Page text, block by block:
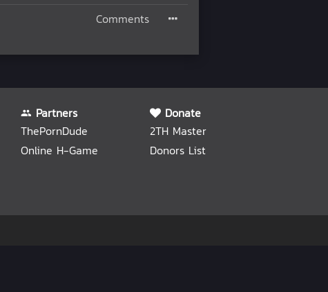
Comments
Partners
ThePornDude
Online H-Game
Donate
2TH Master
Donors List